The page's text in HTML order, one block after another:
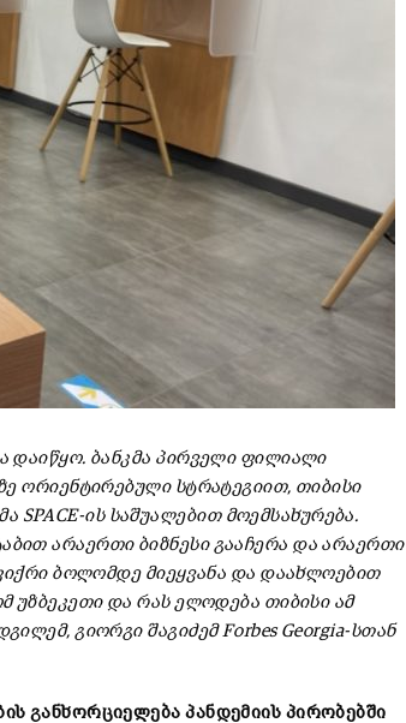
დაიწყო. ბანკმა პირველი ფილიალი
ორიენტირებული სტრატეგიით, თიბისი
ის საშუალებით მოემსახურება.
არაერთი ბიზნესი გააჩერა და არაერთი
ბოლომდე მიეყვანა და დაახლოებით
უზბეკეთი და რას ელოდება თიბისი ამ
გიორგი შაგიძემ Forbes Georgia-სთან
განხორციელება პანდემიის პირობებში